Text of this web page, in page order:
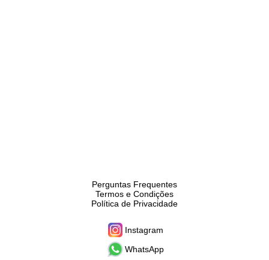
Perguntas Frequentes
Termos e Condições
Política de Privacidade
Instagram
WhatsApp